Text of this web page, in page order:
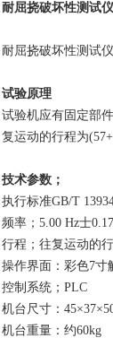
耐屈挠破坏性测试
耐屈挠破坏性测试
试验原理
试验机应有固定部
复运动的行程为
技术参数；
执行标准GB/T
频率；5.00 Hz士
行程；往复运动的
操作界面：彩色7寸
控制系统；PLC
机台尺寸：
机台重量：约60kg